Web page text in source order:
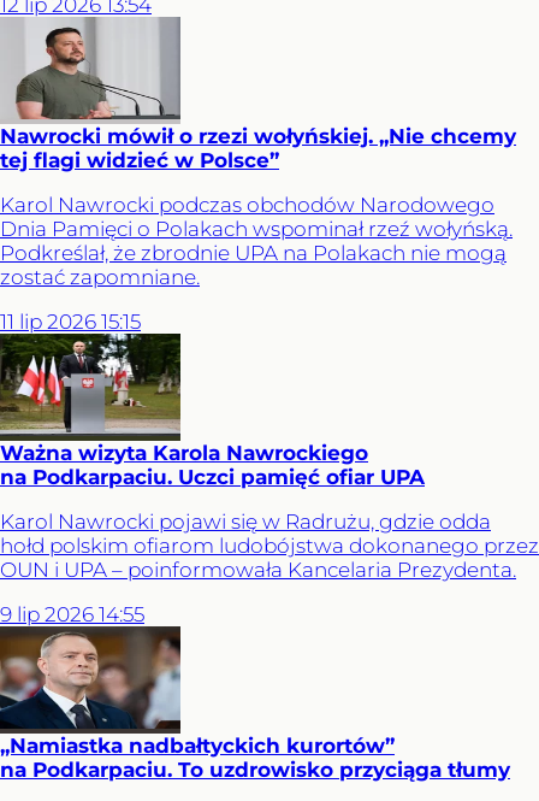
12 lip 2026 13:54
Nawrocki mówił o rzezi wołyńskiej. „Nie chcemy
tej flagi widzieć w Polsce”
Karol Nawrocki podczas obchodów Narodowego
Dnia Pamięci o Polakach wspominał rzeź wołyńską.
Podkreślał, że zbrodnie UPA na Polakach nie mogą
zostać zapomniane.
11 lip 2026 15:15
Ważna wizyta Karola Nawrockiego
na Podkarpaciu. Uczci pamięć ofiar UPA
Karol Nawrocki pojawi się w Radrużu, gdzie odda
hołd polskim ofiarom ludobójstwa dokonanego przez
OUN i UPA – poinformowała Kancelaria Prezydenta.
9 lip 2026 14:55
„Namiastka nadbałtyckich kurortów”
na Podkarpaciu. To uzdrowisko przyciąga tłumy